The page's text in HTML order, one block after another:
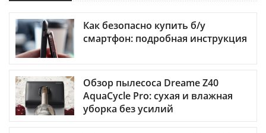
Как безопасно купить б/у
смартфон: подробная инструкция
Обзор пылесоса Dreame Z40
AquaCycle Pro: сухая и влажная
уборка без усилий